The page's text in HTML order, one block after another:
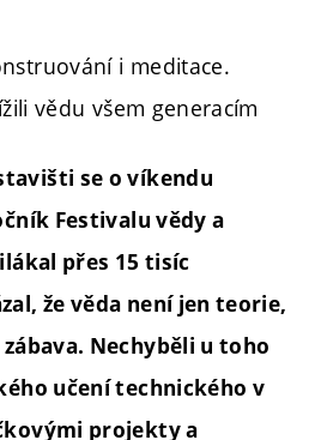
i meditace.
vědu všem generacím
se o víkendu
Festivalu vědy a
přes 15 tisíc
že věda není jen teorie,
Nechyběli u toho
učení technického v
projekty a